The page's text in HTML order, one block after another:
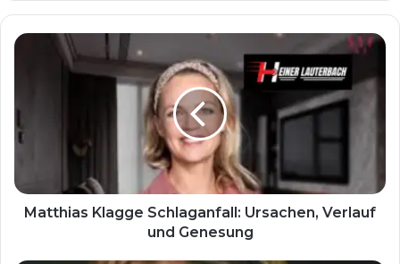
Matthias Klagge Schlaganfall: Ursachen, Verlauf
und Genesung